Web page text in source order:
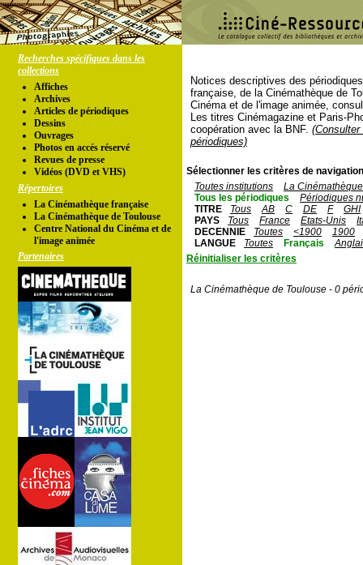
Recherches spécifiques dans les
collections
Affiches
Archives
Articles de périodiques
Dessins
Ouvrages
Photos en accés réservé
Revues de presse
Vidéos (DVD et VHS)
Répertoires
La Cinémathèque française
La Cinémathèque de Toulouse
Centre National du Cinéma et de
l'image animée
Partenaires
Notices descriptives des
française, de la Cinémathèque de
Cinéma et de l'image animée,
Les titres Cinémagazine et Paris-
coopération avec la BNF.
périodiques)
Sélectionner les critères de
Toutes institutions
La
Tous les périodiques
Périodiques
TITRE
Tous AB C DE F
GHI
PAYS
Tous France Etats-Unis
DECENNIE
Toutes <1900
1900
LANGUE
Toutes Français
Réinitialiser les critères
La Cinémathèque de Toulouse - 0